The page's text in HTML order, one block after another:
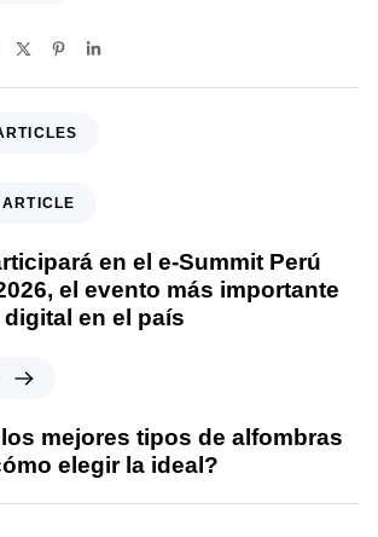
en el e-Summit Perú
el evento más importante
en el país
mejores tipos de alfombras
elegir la ideal?